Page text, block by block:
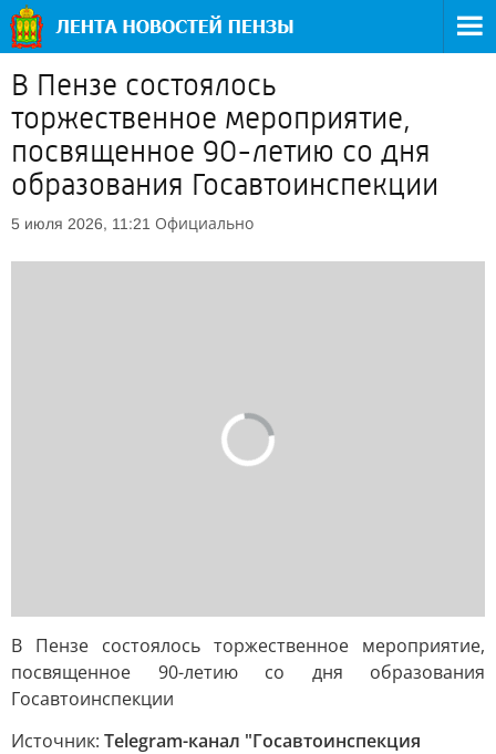
В Пензе состоялось
торжественное мероприятие,
посвященное 90-летию со дня
образования Госавтоинспекции
5 июля 2026, 11:21 Официально
В Пензе состоялось торжественное мероприятие,
посвященное 90-летию со дня образования
Госавтоинспекции
Источник: Telegram-канал "Госавтоинспекция